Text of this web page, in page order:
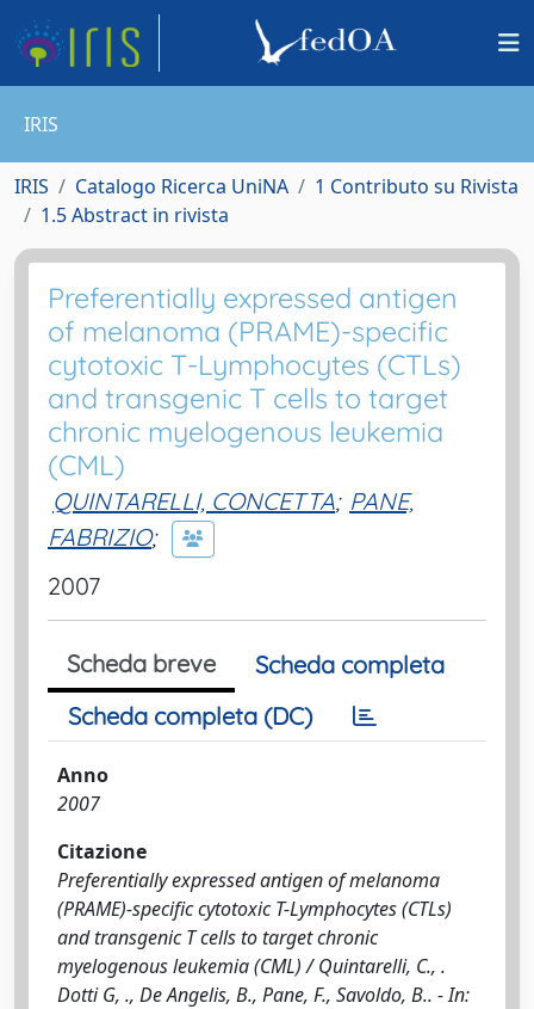
IRIS
IRIS Catalogo Ricerca UniNA
1 Contributo su Rivista
1.5 Abstract in rivista
Preferentially expressed antigen
of melanoma (PRAME)-specific
cytotoxic T-Lymphocytes (CTLs)
and transgenic T cells to target
chronic myelogenous leukemia
(CML)
QUINTARELLI, CONCETTA; PANE,
FABRIZIO;
2007
Scheda breve
Scheda completa
Scheda completa (DC)
Anno
2007
Citazione
Preferentially expressed antigen of melanoma
(PRAME)-specific cytotoxic T-Lymphocytes (CTLs)
and transgenic T cells to target chronic
myelogenous leukemia (CML) / Quintarelli, C., .
Dotti G, ., De Angelis, B., Pane, F., Savoldo, B.. - In: